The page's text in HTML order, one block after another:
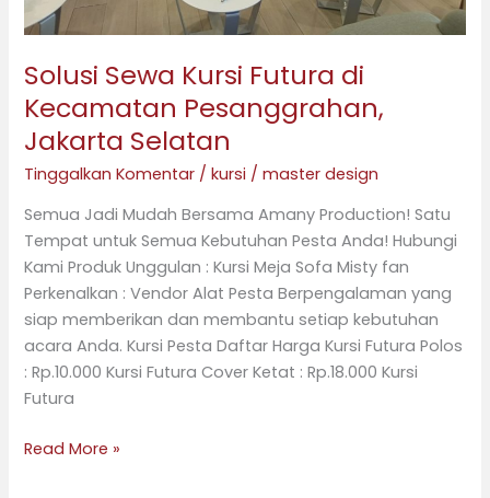
Solusi Sewa Kursi Futura di
Kecamatan Pesanggrahan,
Jakarta Selatan
Tinggalkan Komentar /kursi /master design
Semua Jadi Mudah Bersama Amany Production! Satu
Tempat untuk Semua Kebutuhan Pesta Anda! Hubungi
Kami Produk Unggulan : Kursi Meja Sofa Misty fan
Perkenalkan : Vendor Alat Pesta Berpengalaman yang
siap memberikan dan membantu setiap kebutuhan
acara Anda. Kursi Pesta Daftar Harga Kursi Futura Polos
: Rp.10.000 Kursi Futura Cover Ketat : Rp.18.000 Kursi
Futura
Read More »